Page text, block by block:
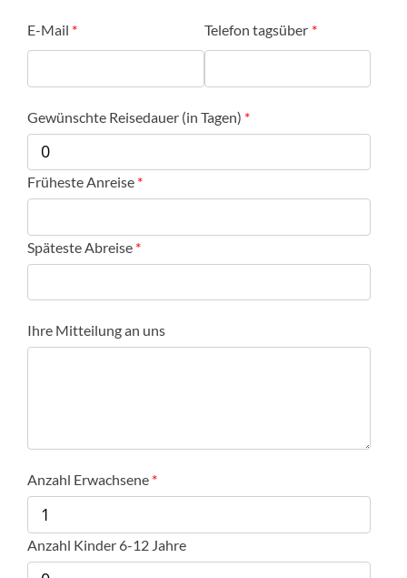
E-Mail Telefon tagsüber
Gewünschte Reisedauer (in Tagen)
Früheste Anreise
Späteste Abreise
Ihre Mitteilung an uns
Anzahl Erwachsene
Anzahl Kinder 6-12 Jahre